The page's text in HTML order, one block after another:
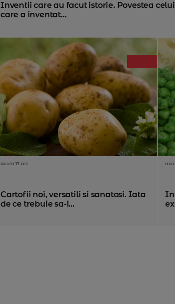
Inventii care au facut istorie. Povestea celui
care a inventat...
acum 13 ani
Cartofii noi, versatili si sanatosi. Iata
de ce trebuie sa-i...
In